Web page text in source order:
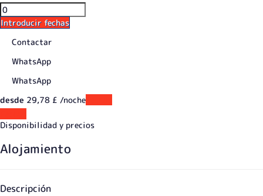
Introducir fechas
Contactar
WhatsApp
WhatsApp
desde 29,78 £ /noche
Disponibilidad y precios
Alojamiento
Descripción